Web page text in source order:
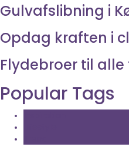
Gulvafslibning i
Opdag kraften i
Flydebroer til
Popular Tags